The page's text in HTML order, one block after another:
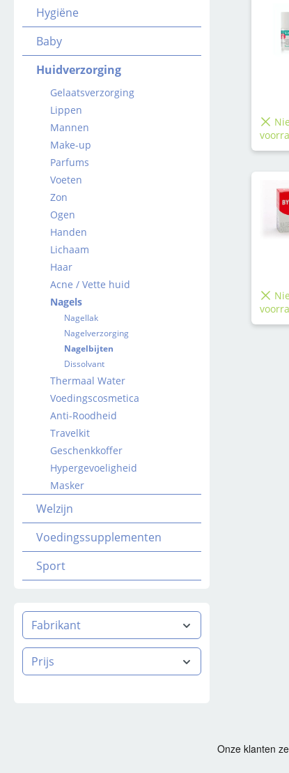
Hygiëne
Baby
Huidverzorging
Gelaatsverzorging
Lippen
Mannen
Make-up
Parfums
Voeten
Zon
Ogen
Handen
Lichaam
Haar
Acne / Vette huid
Nagels
Nagellak
Nagelverzorging
Nagelbijten
Dissolvant
Thermaal Water
Voedingscosmetica
Anti-Roodheid
Travelkit
Geschenkkoffer
Hypergevoeligheid
Masker
Welzijn
Voedingssupplementen
Sport
Fabrikant
Prijs